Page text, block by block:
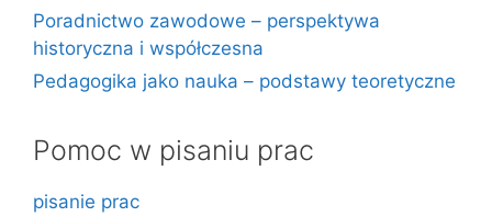
Poradnictwo zawodowe – perspektywa
historyczna i współczesna
Pedagogika jako nauka – podstawy teoretyczne
Pomoc w pisaniu prac
pisanie prac